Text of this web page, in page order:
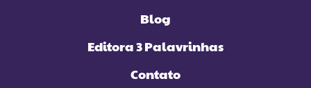
Blog
Editora 3 Palavrinhas
Contato